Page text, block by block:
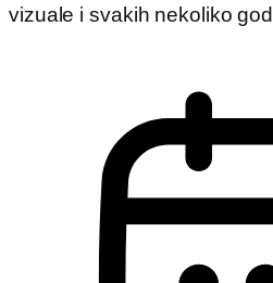
vizuale i svakih nekoliko